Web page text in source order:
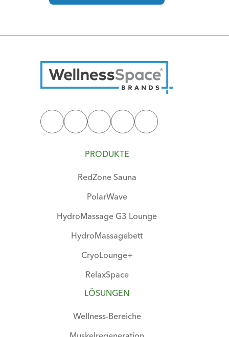
PRODUKTE
RedZone Sauna
PolarWave
HydroMassage G3 Lounge
HydroMassagebett
CryoLounge+
RelaxSpace
LÖSUNGEN
Wellness-Bereiche